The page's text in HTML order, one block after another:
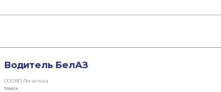
Водитель БелАЗ
ООО ВП Логистика
Томск